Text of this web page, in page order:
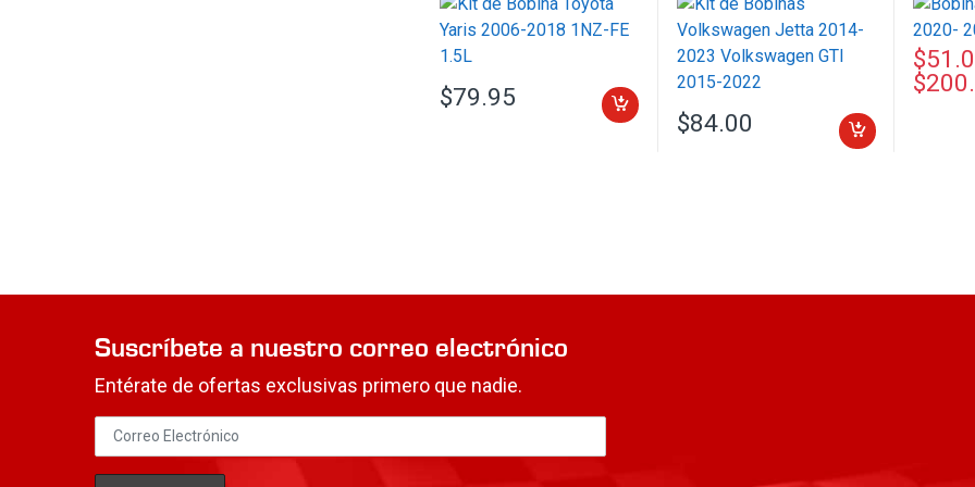
$79.95
2022
$84.00
$
$
Este
Suscríbete a nuestro correo electrónico
Entérate de ofertas exclusivas primero que nadie.